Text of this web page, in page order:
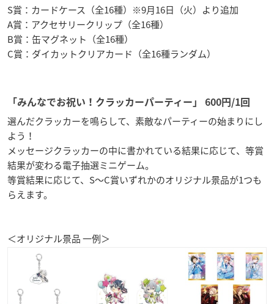
S賞：カードケース（全16種）※9月16日（火）より追加
A賞：アクセサリークリップ（全16種）
B賞：缶マグネット（全16種）
C賞：ダイカットクリアカード（全16種ランダム）
「みんなでお祝い！クラッカーパーティー」 600円/1回
選んだクラッカーを鳴らして、素敵なパーティーの始まりにし
よう！
メッセージクラッカーの中に書かれている結果に応じて、等賞
結果が変わる電子抽選ミニゲーム。
等賞結果に応じて、S～C賞いずれかのオリジナル景品が1つも
らえます。
＜オリジナル景品 一例＞